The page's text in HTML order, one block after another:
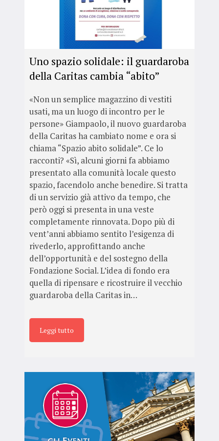
Uno spazio solidale: il guardaroba
della Caritas cambia “abito”
«Non un semplice magazzino di vestiti
usati, ma un luogo di incontro per le
persone» Giampaolo, il nuovo guardaroba
della Caritas ha cambiato nome e ora si
chiama “Spazio abito solidale”. Ce lo
racconti? «Sì, alcuni giorni fa abbiamo
presentato alla comunità locale questo
spazio, facendolo anche benedire. Si tratta
di un servizio già attivo da tempo, che
però oggi si presenta in una veste
completamente rinnovata. Dopo più di
vent’anni abbiamo sentito l’esigenza di
rivederlo, approfittando anche
dell’opportunità e del sostegno della
Fondazione Social. L’idea di fondo era
quella di ripensare e ricostruire il vecchio
guardaroba della Caritas in…
Leggi tutto